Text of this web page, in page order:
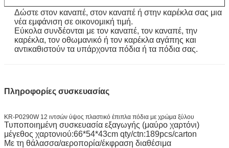
Δώστε στον καναπέ, στον καναπέ ή στην καρέκλα σας μια
νέα εμφάνιση σε οικονομική τιμή.
Εύκολα συνδέονται με τον καναπέ, τον καναπέ, την
καρέκλα, τον οθωμανικό ή τον καρέκλα αγάπης και
αντικαθιστούν τα υπάρχοντα πόδια ή τα πόδια σας.
Πληροφορίες συσκευασίας
KR-P0290W 12 ιντσών ύψος πλαστικό έπιπλα πόδια με χρώμα ξύλου
Τυποποιημένη συσκευασία εξαγωγής (μαύρο χαρτόνι)
μέγεθος χαρτονιού:66*54*43cm qty/ctn:189pcs/carton
Με τη θάλασσα/αεροπορία/έκφραση διαθέσιμα